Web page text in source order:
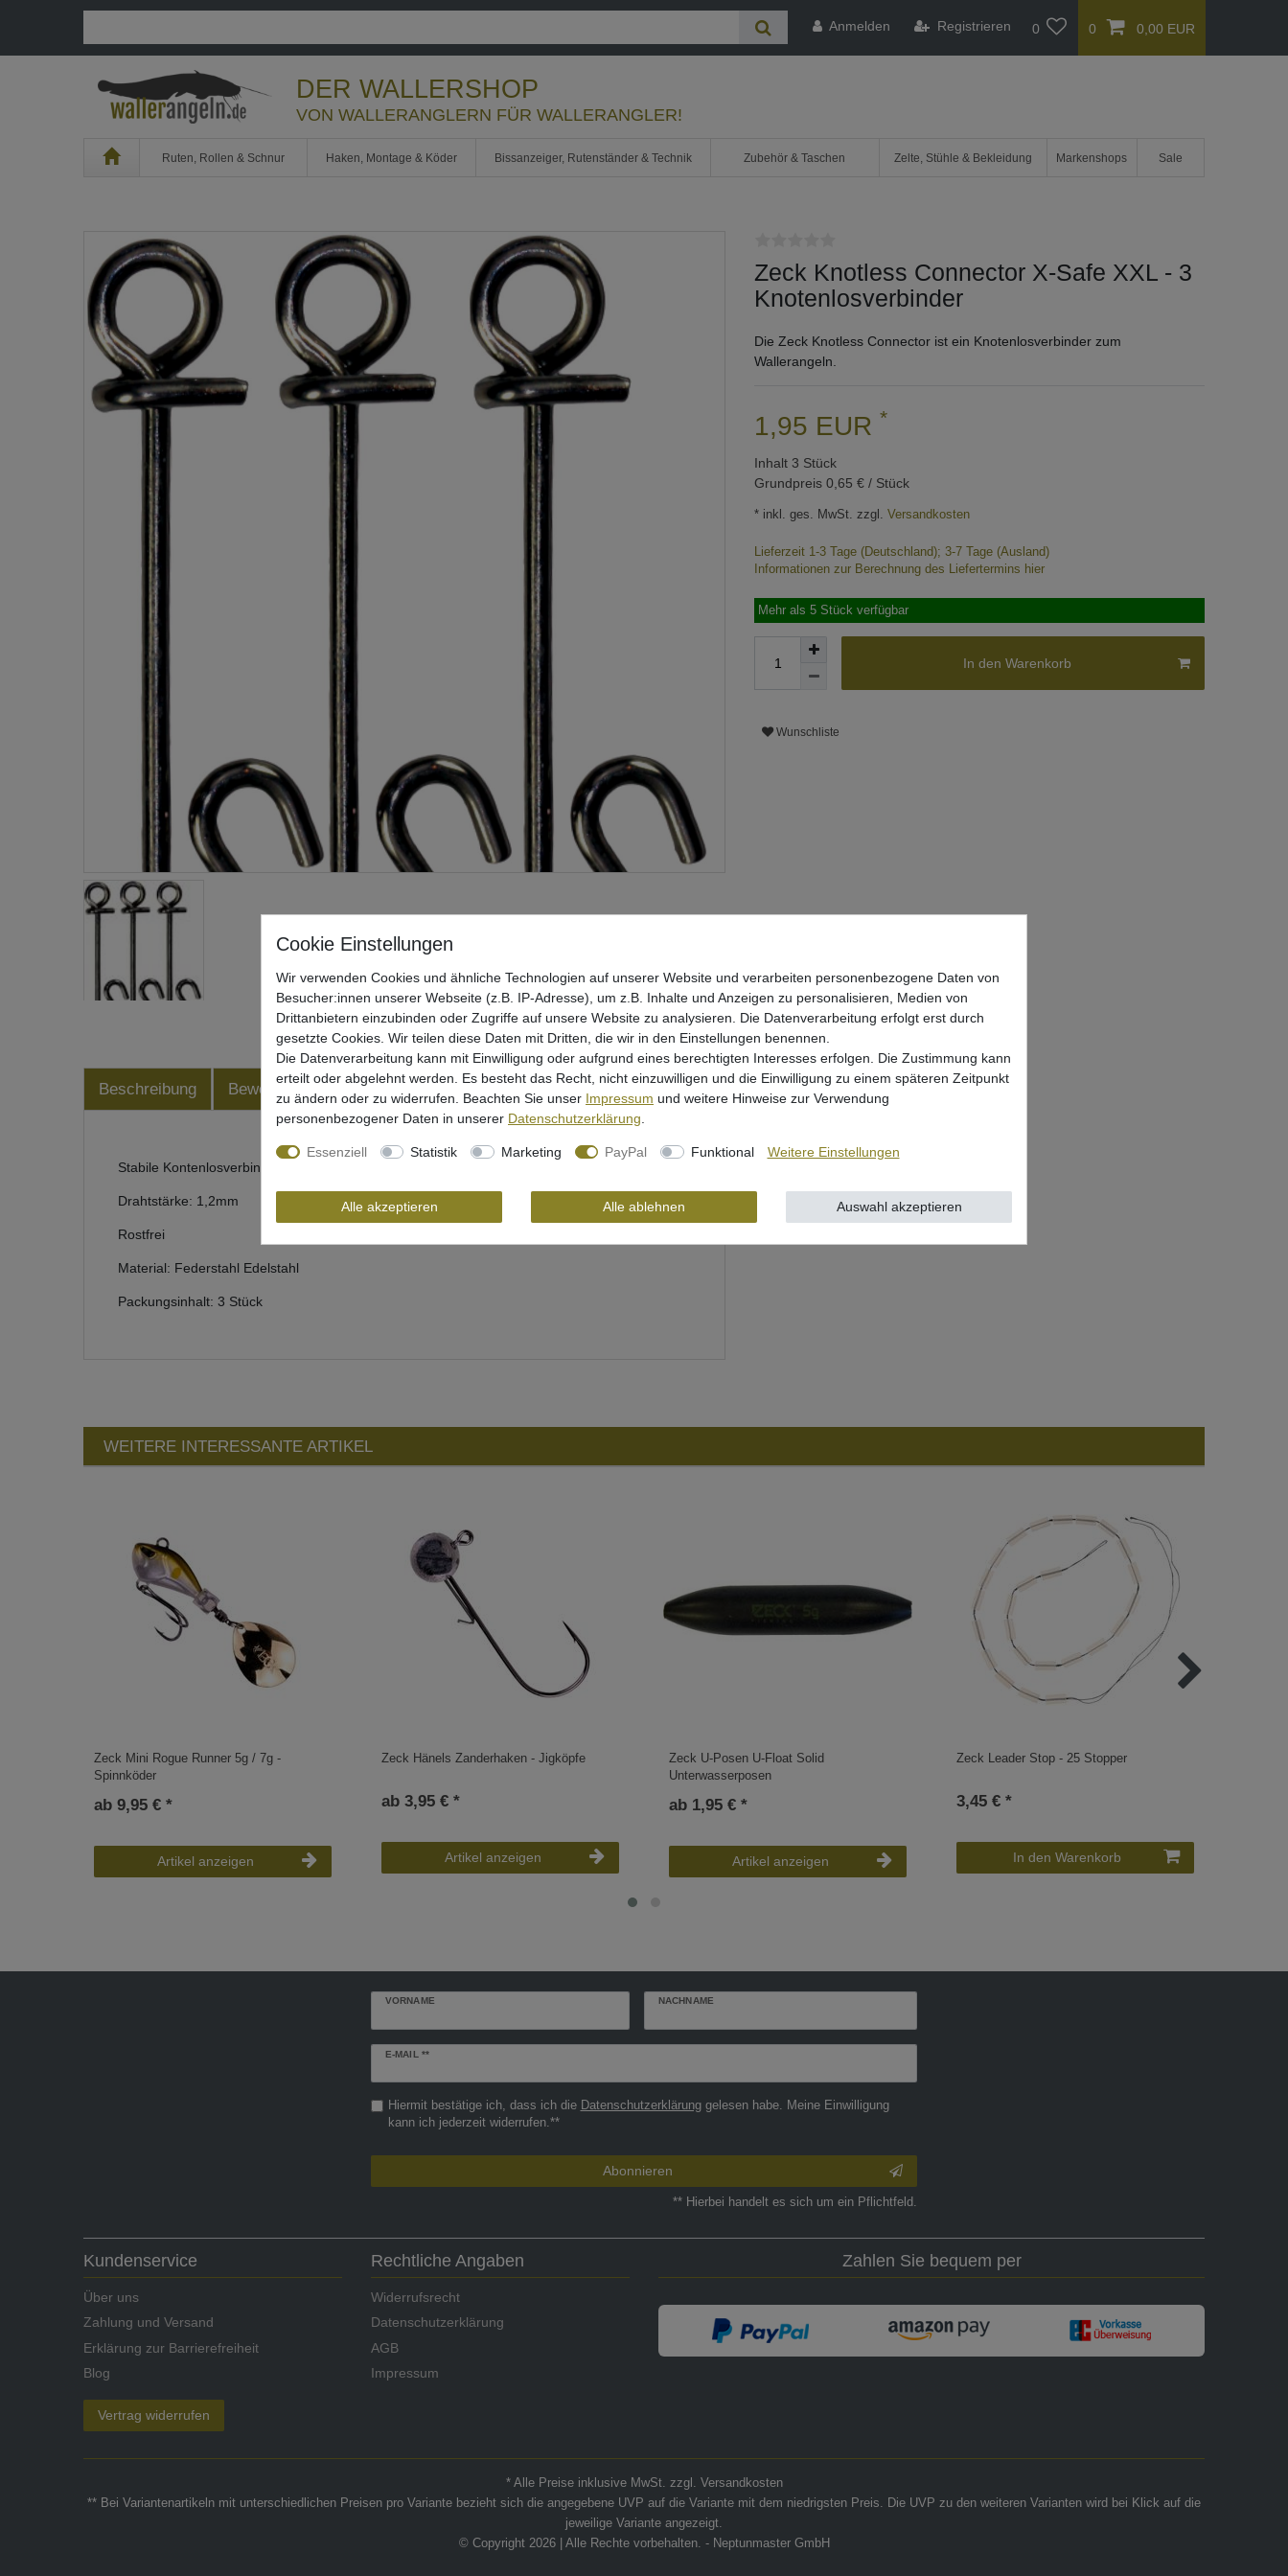
Anmelden Registrieren 0 0 0,00 EUR
DER WALLERSHOP
VON WALLERANGLERN FÜR WALLERANGLER!
Home Ruten, Rollen & Schnur Haken, Montage & Köder Bissanzeiger, Rutenständer & Technik Zubehör & Taschen Zelte, Stühle & Bekleidung Markenshops Sale
Zeck Knotless Connector X-Safe XXL - 3
Knotenlosverbinder
Die Zeck Knotless Connector ist ein Knotenlosverbinder zum
Wallerangeln.
1,95 EUR *
Inhalt 3 Stück
Grundpreis 0,65 € / Stück
* inkl. ges. MwSt. zzgl. Versandkosten
Lieferzeit 1-3 Tage (Deutschland); 3-7 Tage (Ausland)
Informationen zur Berechnung des Liefertermins hier
Mehr als 5 Stück verfügbar
In den Warenkorb
Wunschliste
Beschreibung Bewertung Produktsicherheit
Stabile Kontenlosverbinder zum Wallerangeln
Drahtstärke: 1,2mm
Rostfrei
Material: Federstahl Edelstahl
Packungsinhalt: 3 Stück
WEITERE INTERESSANTE ARTIKEL
Zeck Mini Rogue Runner 5g / 7g -
Spinnköder
ab 9,95 € *
Artikel anzeigen
Zeck Hänels Zanderhaken - Jigköpfe
ab 3,95 € *
Artikel anzeigen
Zeck U-Posen U-Float Solid
Unterwasserposen
ab 1,95 € *
Artikel anzeigen
Zeck Leader Stop - 25 Stopper
3,45 € *
In den Warenkorb
VORNAME NACHNAME
E-MAIL **
Newsletter
Hiermit bestätige ich, dass ich die Daten­schutz­erklärunggelesen habe. Meine Einwilligung
kann ich jederzeit widerrufen.**
Abonnieren
** Hierbei handelt es sich um ein Pflichtfeld.
Kundenservice
Über uns
Zahlung und Versand
Erklärung zur Barrierefreiheit
Blog
Vertrag widerrufen
Rechtliche Angaben
Widerrufsrecht
Datenschutzerklärung
AGB
Impressum
Zahlen Sie bequem per
* Alle Preise inklusive MwSt. zzgl. Versandkosten
** Bei Variantenartikeln mit unterschiedlichen Preisen pro Variante bezieht sich die angegebene UVP auf die Variante mit dem niedrigsten Preis. Die UVP zu den weiteren Varianten wird bei Klick auf die
jeweilige Variante angezeigt.
© Copyright 2026 | Alle Rechte vorbehalten. - Neptunmaster GmbH
Wir verwenden Cookies und ähnliche Technologien auf unserer Website und verarbeiten personenbezogene Daten von
Besucher:innen unserer Webseite (z.B. IP-Adresse), um z.B. Inhalte und Anzeigen zu personalisieren, Medien von
Drittanbietern einzubinden oder Zugriffe auf unsere Website zu analysieren. Die Datenverarbeitung erfolgt erst durch
gesetzte Cookies. Wir teilen diese Daten mit Dritten, die wir in den Einstellungen benennen.
Die Datenverarbeitung kann mit Einwilligung oder aufgrund eines berechtigten Interesses erfolgen. Die Zustimmung kann
erteilt oder abgelehnt werden. Es besteht das Recht, nicht einzuwilligen und die Einwilligung zu einem späteren Zeitpunkt
zu ändern oder zu widerrufen. Beachten Sie unser Impressum und weitere Hinweise zur Verwendung
personenbezogener Daten in unserer Daten­schutz­erklärung
Essenziell Statistik Marketing PayPal Funktional Weitere Einstellungen
Alle akzeptieren Alle ablehnen Auswahl akzeptieren